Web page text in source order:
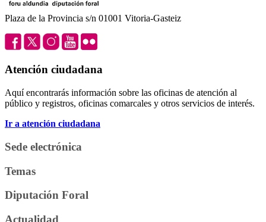
Plaza de la Provincia s/n 01001 Vitoria-Gasteiz
Atención ciudadana
Aquí encontrarás información sobre las oficinas de atención al
público y registros, oficinas comarcales y otros servicios de interés.
Ir a atención ciudadana
Sede electrónica
Temas
Diputación Foral
Actualidad